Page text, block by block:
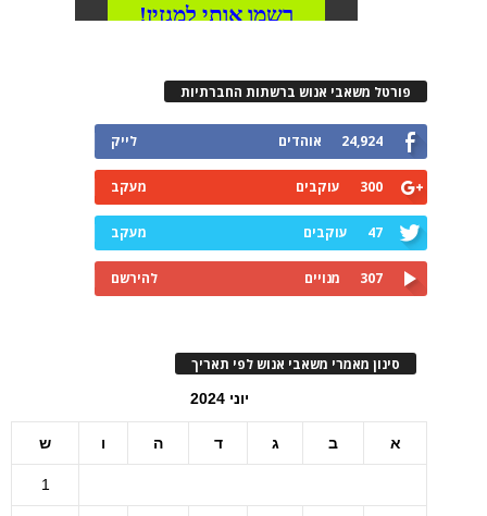
פורטל משאבי אנוש ברשתות החברתיות
24,924 אוהדים לייק
300 עוקבים מעקב
47 עוקבים מעקב
307 מנויים להירשם
סינון מאמרי משאבי אנוש לפי תאריך
יוני 2024
א ב ג ד ה ו ש
1